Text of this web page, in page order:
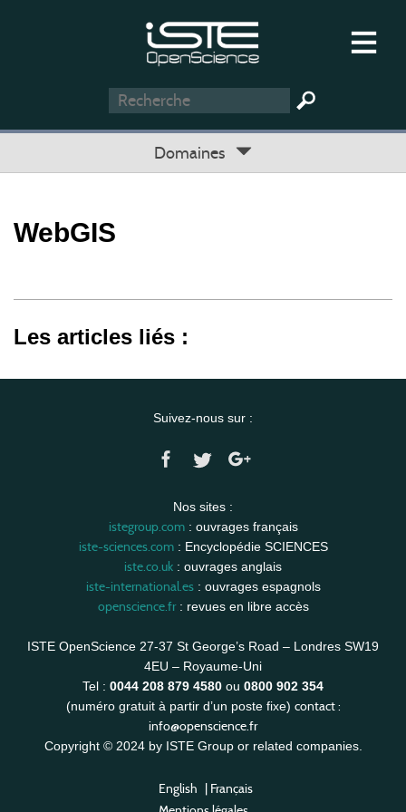
Domaines
WebGIS
Les articles liés :
Suivez-nous sur :
Nos sites :
istegroup.com: ouvrages français
iste-sciences.com: Encyclopédie SCIENCES
iste.co.uk : ouvrages anglais
iste-international.es: ouvrages espagnols
openscience.fr: revues en libre accès
ISTE OpenScience 27-37 St George’s Road – Londres SW19
4EU – Royaume-Uni
Tel : 0044 208 879 4580 ou 0800 902 354
(numéro gratuit à partir d’un poste fixe) contact :
info@openscience.fr
Copyright © 2024 by ISTE Group or related companies.
English | Français